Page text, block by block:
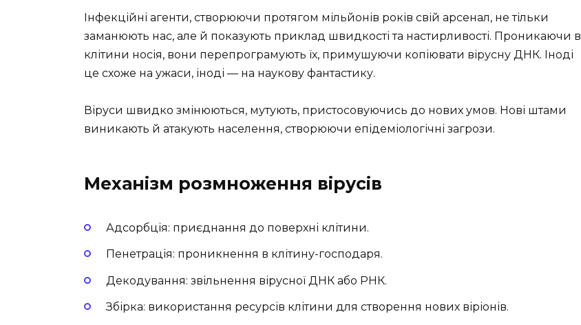
Інфекційні агенти, створюючи протягом мільйонів років свій арсенал, не тільки
заманюють нас, але й показують приклад швидкості та настирливості. Проникаючи в
клітини носія, вони перепрограмують їх, примушуючи копіювати вірусну ДНК. Іноді
це схоже на ужаси, іноді — на наукову фантастику.
Віруси швидко змінюються, мутують, пристосовуючись до нових умов. Нові штами
виникають й атакують населення, створюючи епідеміологічні загрози.
Механізм розмноження вірусів
Адсорбція: приєднання до поверхні клітини.
Пенетрація: проникнення в клітину-господаря.
Декодування: звільнення вірусної ДНК або РНК.
Збірка: використання ресурсів клітини для створення нових віріонів.